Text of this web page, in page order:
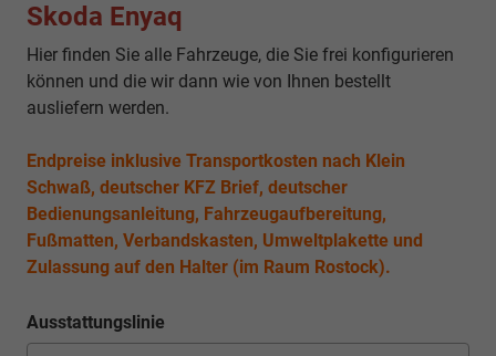
Skoda Enyaq
Hier finden Sie alle Fahrzeuge, die Sie frei konfigurieren
können und die wir dann wie von Ihnen bestellt
ausliefern werden.
Endpreise inklusive Transportkosten nach Klein
Schwaß, deutscher KFZ Brief, deutscher
Bedienungsanleitung, Fahrzeugaufbereitung,
Fußmatten, Verbandskasten, Umweltplakette und
Zulassung auf den Halter (im Raum Rostock).
Ausstattungslinie